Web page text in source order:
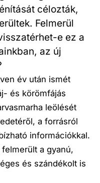
célozták,
Felmerül
e ez a
az új
év után ismét
és körömfájás
leölését
a forrásról
információkkal.
a gyanú,
és szándékolt is